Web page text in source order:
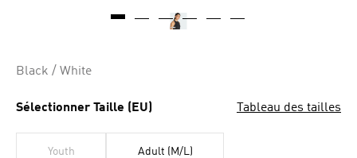
Reviews.
sur
la
page.
Black / White
Sélectionner Taille (EU) Tableau des tailles
Youth Adult (M/L)